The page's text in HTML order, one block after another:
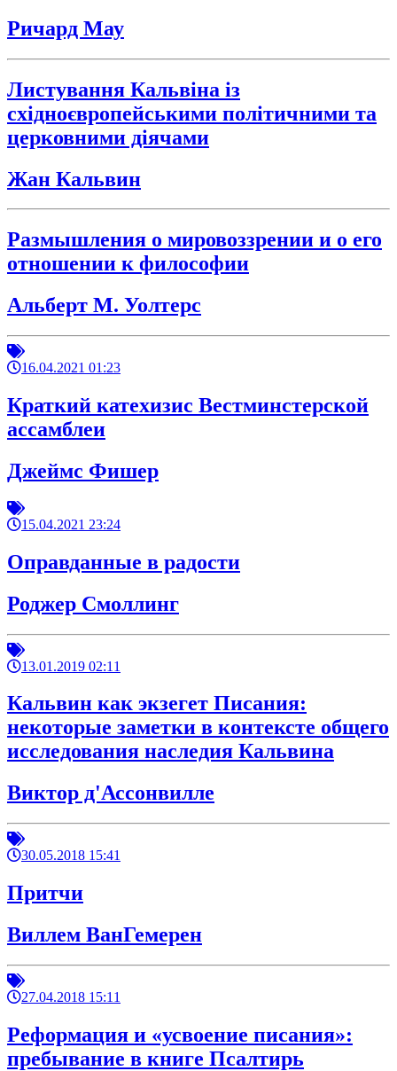
Ричард Мау
Листування Кальвіна із
східноєвропейськими політичними та
церковними діячами
Жан Кальвин
Размышления о мировоззрении и о его
отношении к философии
Альберт М. Уолтерс
16.04.2021 01:23
Краткий катехизис Вестминстерской
ассамблеи
Джеймс Фишер
15.04.2021 23:24
Оправданные в радости
Роджер Смоллинг
13.01.2019 02:11
Кальвин как экзегет Писания:
некоторые заметки в контексте общего
исследования наследия Кальвина
Виктор д'Ассонвилле
30.05.2018 15:41
Притчи
Виллем ВанГемерен
27.04.2018 15:11
Реформация и «усвоение писания»:
пребывание в книге Псалтирь